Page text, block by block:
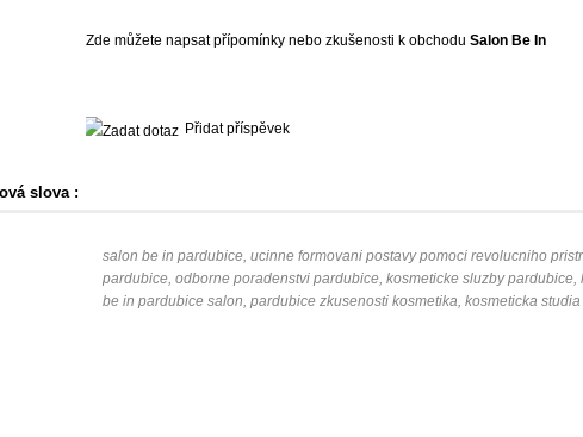
Zde můžete napsat přípomínky nebo zkušenosti k obchoduSalon Be In
Přidat příspěvek
slova :
salon be in pardubice, ucinne formovani postavy pomoci revolucniho
pardubice, odborne poradenstvi pardubice, kosmeticke sluzby pardubice,
be in pardubice salon, pardubice zkusenosti kosmetika, kosmeticka